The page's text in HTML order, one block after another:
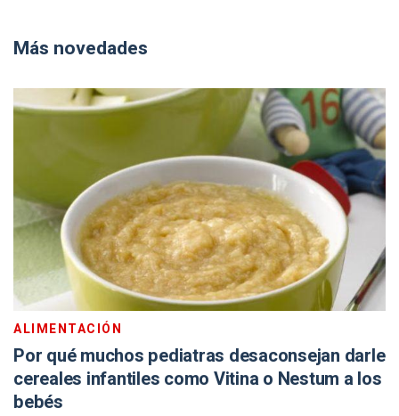
Más novedades
ALIMENTACIÓN
Por qué muchos pediatras desaconsejan darle
cereales infantiles como Vitina o Nestum a los
bebés